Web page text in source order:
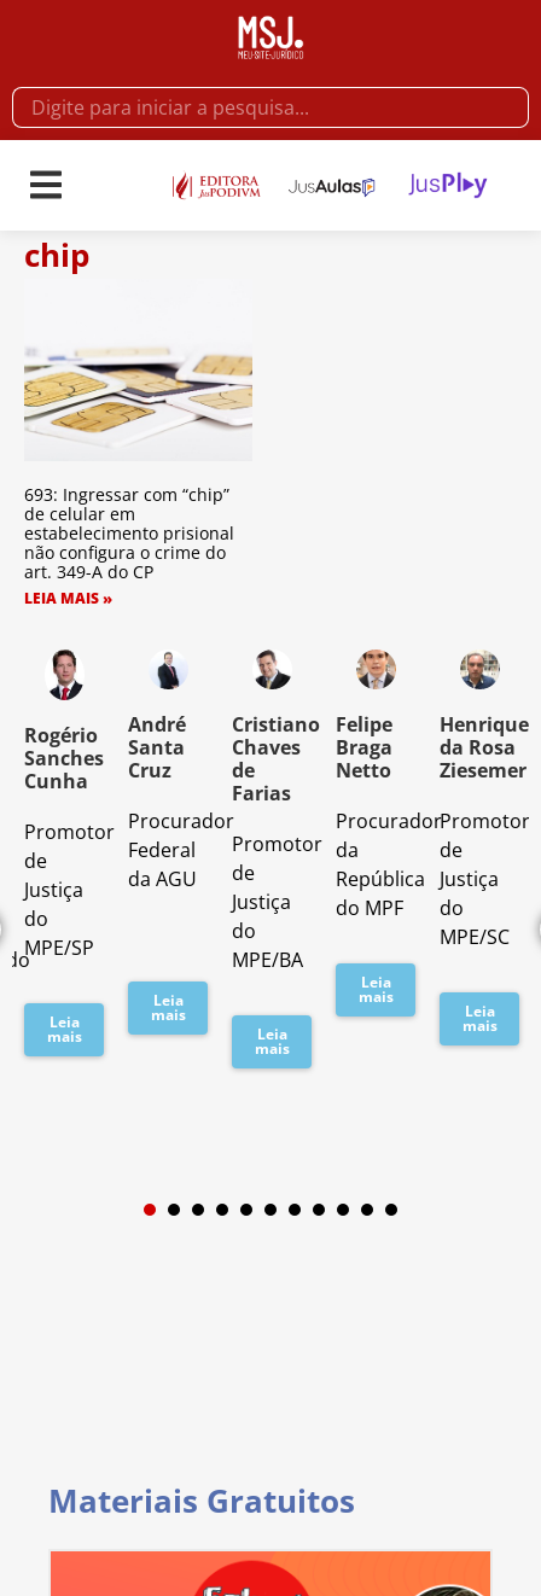
chip
693: Ingressar com “chip”
de celular em
estabelecimento prisional
não configura o crime do
art. 349-A do CP
LEIA MAIS »
Rogério
Sanches
Cunha
Promotor
de
Justiça
do
MPE/SP
Leia
mais
André
Santa
Cruz
Procurador
Federal
da AGU
Leia
mais
Cristiano
Chaves
de
Farias
Promotor
de
Justiça
do
MPE/BA
Leia
mais
Felipe
Braga
Netto
Procurador
da
República
do MPF
Leia
mais
Henrique
da Rosa
Ziesemer
Promotor
de
Justiça
do
MPE/SC
Leia
mais
1 2 3
Materiais Gratuitos